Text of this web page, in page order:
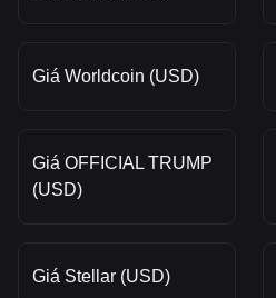
Giá Worldcoin (USD)
Giá OFFICIAL TRUMP
(USD)
Giá Stellar (USD)